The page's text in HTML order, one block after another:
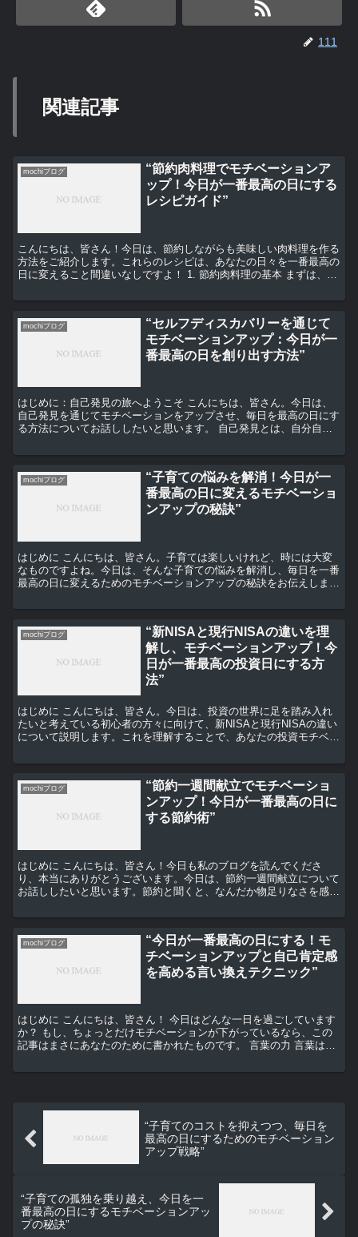
111
関連記事
mochiブログ
“節約肉料理でモチベーションア
ップ！今日が一番最高の日にする
レシピガイド”
こんにちは、皆さん！今日は、節約しながらも美味しい肉料理を作る
方法をご紹介します。これらのレシピは、あなたの日々を一番最高の
日に変えること間違いなしですよ！ 1. 節約肉料理の基本 まずは、節
mochiブログ
“セルフディスカバリーを通じて
モチベーションアップ：今日が一
番最高の日を創り出す方法”
はじめに：自己発見の旅へようこそ こんにちは、皆さん。今日は、
自己発見を通じてモチベーションをアップさせ、毎日を最高の日にす
る方法についてお話ししたいと思います。 自己発見とは、自分自身
mochiブログ
“子育ての悩みを解消！今日が一
番最高の日に変えるモチベーショ
ンアップの秘訣”
はじめに こんにちは、皆さん。子育ては楽しいけれど、時には大変
なものですよね。今日は、そんな子育ての悩みを解消し、毎日を一番
最高の日に変えるためのモチベーションアップの秘訣をお伝えしま
mochiブログ
“新NISAと現行NISAの違いを理
解し、モチベーションアップ！今
日が一番最高の投資日にする方
法”
はじめに こんにちは、皆さん。今日は、投資の世界に足を踏み入れ
たいと考えている初心者の方々に向けて、新NISAと現行NISAの違い
について説明します。これを理解することで、あなたの投資モチベー
mochiブログ
“節約一週間献立でモチベーショ
ンアップ！今日が一番最高の日に
する節約術”
はじめに こんにちは、皆さん！今日も私のブログを読んでくださ
り、本当にありがとうございます。今日は、節約一週間献立について
お話ししたいと思います。節約と聞くと、なんだか物足りなさを感じ
mochiブログ
“今日が一番最高の日にする！モ
チベーションアップと自己肯定感
を高める言い換えテクニック”
はじめに こんにちは、皆さん！ 今日はどんな一日を過ごしています
か？ もし、ちょっとだけモチベーションが下がっているなら、この
記事はまさにあなたのために書かれたものです。 言葉の力 言葉は強
“子育てのコストを抑えつつ、毎日を
最高の日にするためのモチベーション
アップ戦略”
“子育ての孤独を乗り越え、今日を一
番最高の日にするモチベーションアッ
プの秘訣”